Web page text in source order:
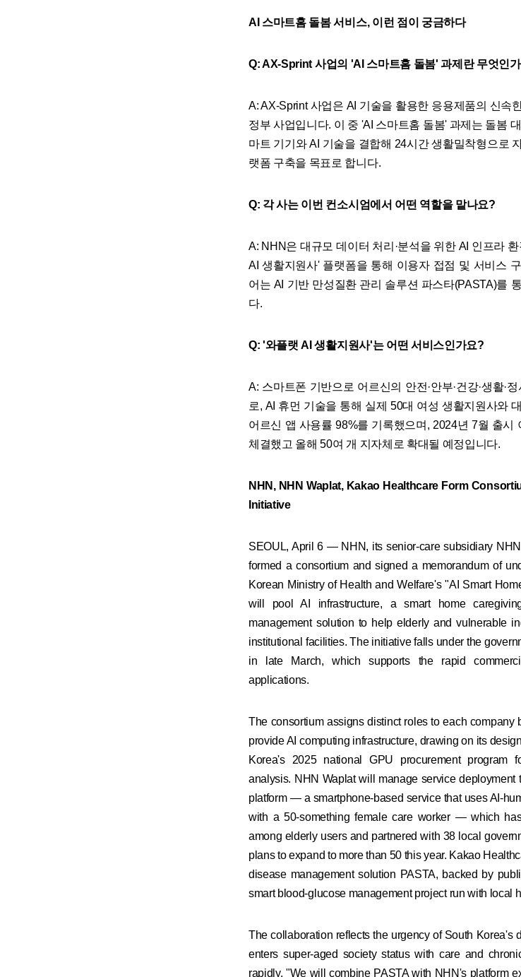
AI 스마트홈 돌봄 서비스, 이런 점이 궁금하다
Q: AX-Sprint 사업의 'AI 스마트홈 돌봄' 과제란 무엇인
A: AX-Sprint 사업은 AI 기술을 활용한 응용제품의 신속
정부 사업입니다. 이 중 'AI 스마트홈 돌봄' 과제는 돌봄
마트 기기와 AI 기술을 결합해 24시간 생활밀착형으로
랫폼 구축을 목표로 합니다.
Q: 각 사는 이번 컨소시엄에서 어떤 역할을 맡나요?
A: NHN은 대규모 데이터 처리·분석을 위한 AI 인프라
AI 생활지원사' 플랫폼을 통해 이용자 접점 및 서비스
어는 AI 기반 만성질환 관리 솔루션 파스타(PASTA)를
다.
Q: '와플랫 AI 생활지원사'는 어떤 서비스인가요?
A: 스마트폰 기반으로 어르신의 안전·안부·건강·생활·
로, AI 휴먼 기술을 통해 실제 50대 여성 생활지원사와
어르신 앱 사용률 98%를 기록했으며, 2024년 7월 출시
체결했고 올해 50여 개 지자체로 확대될 예정입니다.
NHN, NHN Waplat, Kakao Healthcare Form
Initiative
SEOUL, April 6 — NHN, its senior-care subsidiary
formed a consortium and signed a memorandum of
Korean Ministry of Health and Welfare's "AI Smart
will pool AI infrastructure, a smart home
management solution to help elderly and vulnerable
institutional facilities. The initiative falls under the
in late March, which supports the rapid
applications.
The consortium assigns distinct roles to each company
provide AI computing infrastructure, drawing on its
Korea's 2025 national GPU procurement program
analysis. NHN Waplat will manage service deployment
platform — a smartphone-based service that uses AI-
with a 50-something female care worker — which
among elderly users and partnered with 38 local
plans to expand to more than 50 this year. Kakao
disease management solution PASTA, backed by
smart blood-glucose management project run with local
The collaboration reflects the urgency of South Korea's
enters super-aged society status with care and
rapidly. "We will combine PASTA with NHN's platform